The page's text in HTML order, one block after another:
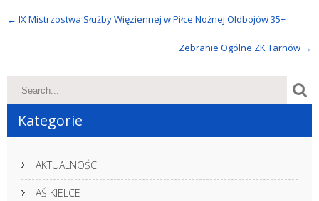
Post
← IX Mistrzostwa Służby Więziennej w Piłce Nożnej Oldbojów 35+
Zebranie Ogólne ZK Tarnów →
Kategorie
AKTUALNOŚCI
AŚ KIELCE